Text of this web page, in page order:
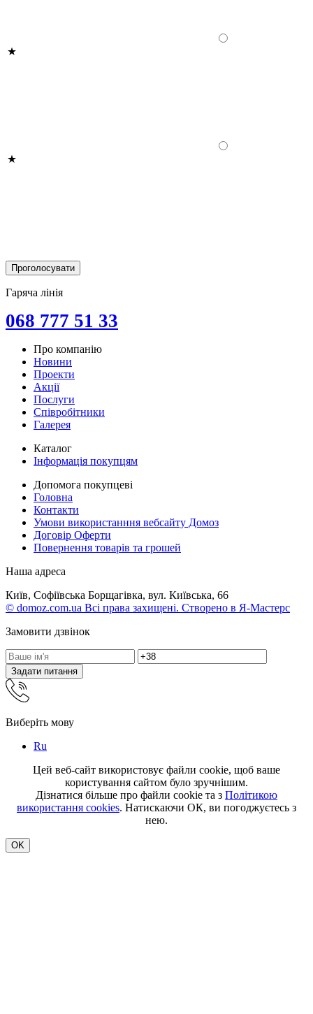
Гаряча лінія
068 777 51 33
Про компанію
Новини
Проекти
Акції
Послуги
Співробітники
Галерея
Каталог
Інформація покупцям
Допомога покупцеві
Головна
Контакти
Умови використанння вебсайту Домоз
Договір Оферти
Повернення товарів та грошей
Наша адреса
Київ, Софіївська Борщагівка, вул. Київська, 66
© domoz.com.ua Всі права захищені. Створено в Я-Мастерс
Замовити дзвінок
Задати питання
Виберіть мову
Ru
Цей веб-сайт використовує файли cookie, щоб ваше
користування сайтом було зручнішим.
Дізнатися більше про файли cookie та з Політикою
використання cookies. Натискаючи ОК, ви погоджуєтесь з
нею.
OK